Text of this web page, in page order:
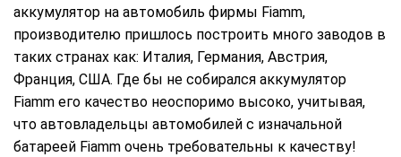
аккумулятор на автомобиль фирмы Fiamm,
производителю пришлось построить много заводов в
таких странах как: Италия, Германия, Австрия,
Франция, США. Где бы не собирался аккумулятор
Fiamm его качество неоспоримо высоко, учитывая,
что автовладельцы автомобилей с изначальной
батареей Fiamm очень требовательны к качеству!